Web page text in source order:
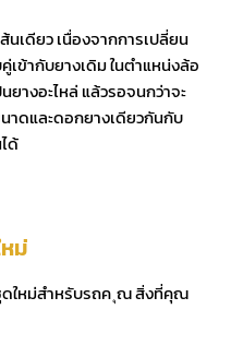
เดียว เนื่องจากการเปลี่ยน
เข้ากับยางเดิม ในตำแหน่งล้อ
ยางอะไหล่ แล้วรอจนกว่าจะ
าดและดอกยางเดียวกันกับ
ด้
ม่
ดใหม่สำหรับรถค ุณ สิ่งที่คุณ